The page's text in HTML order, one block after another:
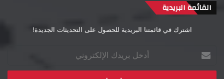
القائمة البريدية
اشترك في قائمتنا البريدية للحصول على التحديثات الجديدة!
بريدك
الإلكتروني